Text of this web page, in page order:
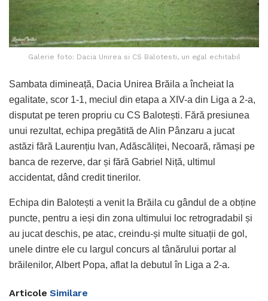
Galerie foto: Dacia Unirea si CS Balotesti, un egal echitabil
Sambata dimineață, Dacia Unirea Brăila a încheiat la
egalitate, scor 1-1, meciul din etapa a XIV-a din Liga a 2-a,
disputat pe teren propriu cu CS Balotești. Fără presiunea
unui rezultat, echipa pregătită de Alin Pânzaru a jucat
astăzi fără Laurențiu Ivan, Adăscăliței, Necoară, rămași pe
banca de rezerve, dar și fără Gabriel Niță, ultimul
accidentat, dând credit tinerilor.
Echipa din Balotești a venit la Brăila cu gândul de a obține
puncte, pentru a ieși din zona ultimului loc retrogradabil și
au jucat deschis, pe atac, creindu-și multe situații de gol,
unele dintre ele cu largul concurs al tânărului portar al
brăilenilor, Albert Popa, aflat la debutul în Liga a 2-a.
Articole Similare